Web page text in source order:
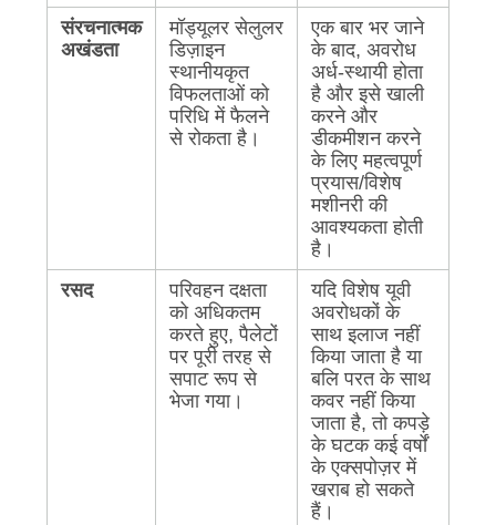
संरचनात्मक
अखंडता
मॉड्यूलर सेलुलर
डिज़ाइन
स्थानीयकृत
विफलताओं को
परिधि में फैलने
से रोकता है।
एक बार भर जाने
के बाद, अवरोध
अर्ध-स्थायी होता
है और इसे खाली
करने और
डीकमीशन करने
के लिए महत्वपूर्ण
प्रयास/विशेष
मशीनरी की
आवश्यकता होती
है।
रसद
परिवहन दक्षता
को अधिकतम
करते हुए, पैलेटों
पर पूरी तरह से
सपाट रूप से
भेजा गया।
यदि विशेष यूवी
अवरोधकों के
साथ इलाज नहीं
किया जाता है या
बलि परत के साथ
कवर नहीं किया
जाता है, तो कपड़े
के घटक कई वर्षों
के एक्सपोज़र में
खराब हो सकते
हैं।